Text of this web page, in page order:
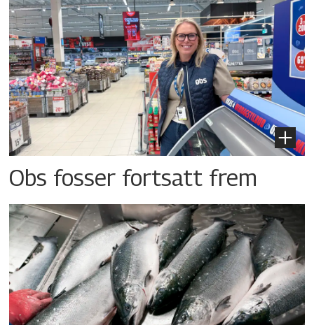
Obs fosser fortsatt frem